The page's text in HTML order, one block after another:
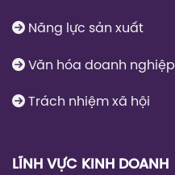
Năng lực sản xuất
Văn hóa doanh nghiệp
Trách nhiệm xã hội
LĨNH VỰC KINH DOANH